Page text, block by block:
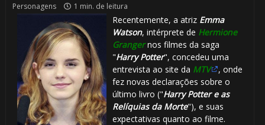
Personagens
1 min. de leitura
Recentemente, a atriz Emma
Watson, intérprete de Hermione
Grangernos filmes da saga
"Harry Potter", concedeu uma
entrevista ao site da MTV
, onde
fez novas declarações sobre o
último livro ("Harry Potter e as
Relíquias da Morte"), e suas
expectativas quanto ao filme.